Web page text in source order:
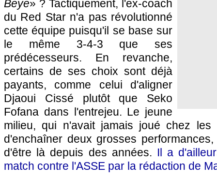
Beye» ? Tactiquement, l'ex-coach
du Red Star n'a pas révolutionné
cette équipe puisqu'il se base sur
le même 3-4-3 que ses
prédécesseurs. En revanche,
certains de ses choix sont déjà
payants, comme celui d'aligner
Djaoui Cissé plutôt que Seko
Fofana dans l'entrejeu. Le jeune
milieu, qui n'avait jamais joué chez les
d'enchaîner deux grosses
d'être là depuis des années. Il a
match contre l'ASSE par la rédaction de